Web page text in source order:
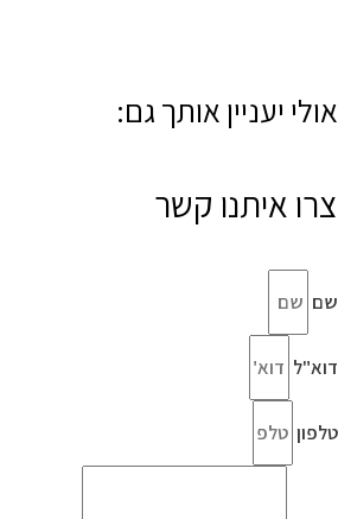
אולי יעניין אותך גם:
צרו איתנו קשר
שם
דוא"ל
טלפון